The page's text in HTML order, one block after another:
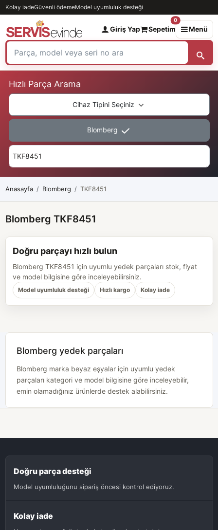
Kolay iadeGüvenli ödemeModel uyumluluk desteği
Giriş Yap Sepetim
0
Menü
Hızlı Parça Arama
Cihaz Tipini Seçiniz
Blomberg
Anasayfa Blomberg TKF8451
Blomberg TKF8451
Doğru parçayı hızlı bulun
Blomberg TKF8451 için uyumlu yedek parçaları stok, fiyat
ve model bilgisine göre inceleyebilirsiniz.
Model uyumluluk desteği Hızlı kargo Kolay iade
Blomberg yedek parçaları
Blomberg marka beyaz eşyalar için uyumlu yedek
parçaları kategori ve model bilgisine göre inceleyebilir,
emin olamadığınız ürünlerde destek alabilirsiniz.
Doğru parça desteği
Model uyumluluğunu sipariş öncesi kontrol ediyoruz.
Kolay iade